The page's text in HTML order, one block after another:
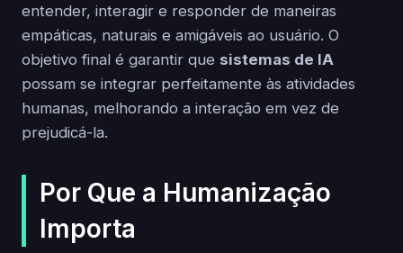
entender, interagir e responder de maneiras
empáticas, naturais e amigáveis ao usuário. O
objetivo final é garantir que sistemas de IA
possam se integrar perfeitamente às atividades
humanas, melhorando a interação em vez de
prejudicá-la.
Por Que a Humanização
Importa